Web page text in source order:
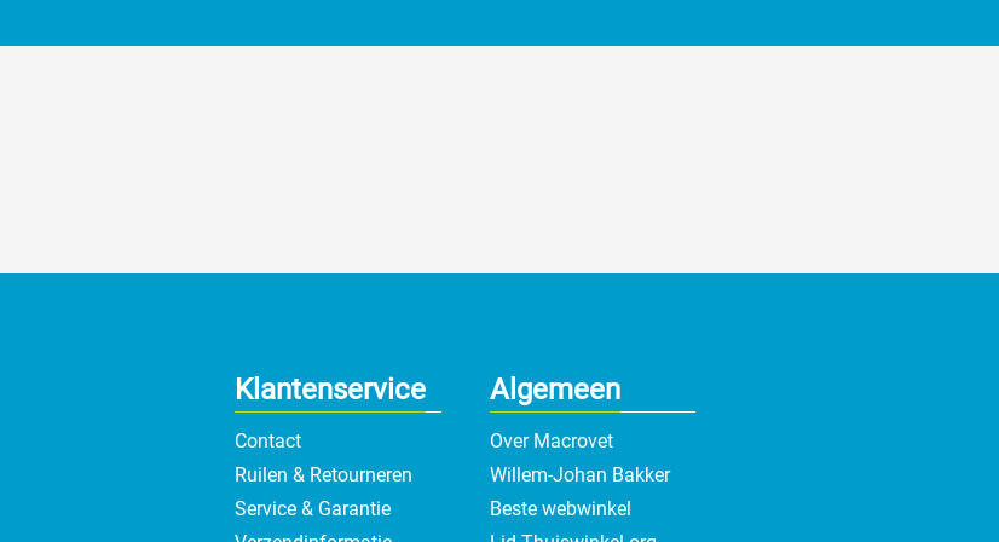
Klantenservice
Contact
Ruilen & Retourneren
Service & Garantie
Algemeen
Over Macrovet
Willem-Johan Bakker
Beste webwinkel